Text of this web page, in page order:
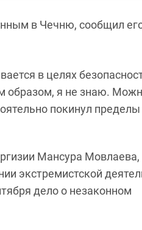
в Чечню, сообщил
в целях
образом, я не знаю.
покинул пределы
Мансура Мовлаева,
экстремистской
дело о незаконном